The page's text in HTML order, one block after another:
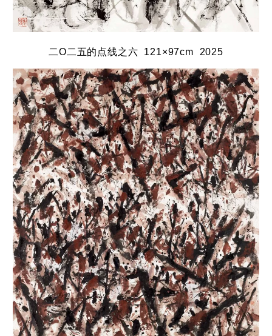
二O二五的点线之六 121×97cm 2025